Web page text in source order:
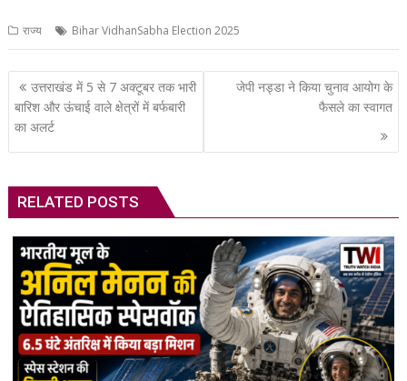
राज्य Bihar VidhanSabha Election 2025
Post
navigation
उत्तराखंड में 5 से 7 अक्टूबर तक भारी
बारिश और ऊंचाई वाले क्षेत्रों में बर्फबारी
का अलर्ट
जेपी नड्डा ने किया चुनाव आयोग के
फैसले का स्वागत
RELATED POSTS